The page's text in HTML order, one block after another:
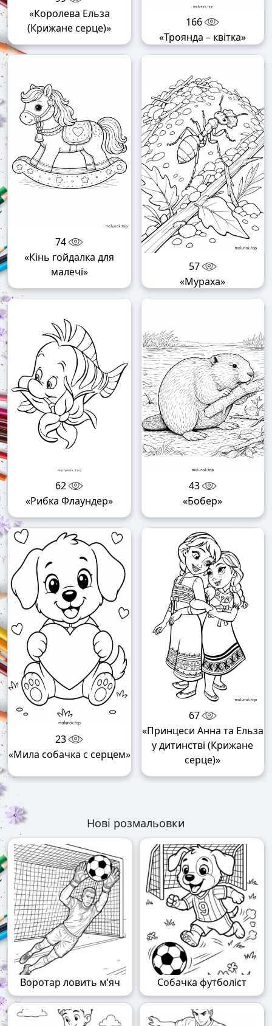
«Королева Ельза
(Крижане серце)»
166
«Троянда – квітка»
74
«Кінь гойдалка для
малечі»
57
«Мураха»
62
«Рибка Флаундер»
43
«Бобер»
23
«Мила собачка с серцем»
67
«Принцеси Анна та Ельза
у дитинстві (Крижане
серце)»
Нові розмальовки
Воротар ловить м’яч Собачка футболіст